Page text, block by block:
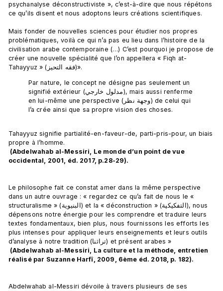
psychanalyse déconstructiviste », c’est-à-dire que nous répétons
ce qu’ils disent et nous adoptons leurs créations scientifiques.
Mais fonder de nouvelles sciences pour étudier nos propres
problématiques, voilà ce qui n’a pas eu lieu dans l’histoire de la
civilisation arabe contemporaine (…) C’est pourquoi je propose de
créer une nouvelle spécialité que l’on appellera « Fiqh at-
Par nature, le concept ne désigne pas seulement un
signifié extérieur (مدلول خارجي), mais aussi renferme
en lui-même une perspective (وجهة نظر) de celui qui
l’a crée ainsi que sa propre vision des choses.
Tahayyuz signifie partialité-en-faveur-de, parti-pris-pour, un biais
propre à l’homme.
occidental, 2001, éd. 2017, p.28-29).
Le philosophe fait ce constat amer dans la même perspective
dans un autre ouvrage : « regardez ce qu’a fait de nous le «
structuralisme » (البنيوية) et la « déconstruction » (التفكيكية), nous
dépensons notre énergie pour les comprendre et traduire leurs
textes fondamentaux, bien plus, nous fournissons les efforts les
plus intenses pour appliquer leurs enseignements et leurs outils
d’analyse à notre tradition (تراثنا) et présent arabes »
réalisé par Suzanne Harfî, 2009, 6ème éd. 2018, p. 182).
Abdelwahab al-Messiri dévoile à travers plusieurs de ses